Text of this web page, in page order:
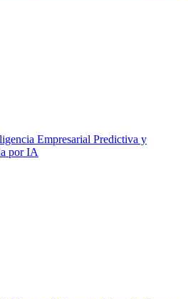
Empresarial Predictiva y
por IA